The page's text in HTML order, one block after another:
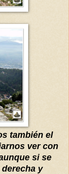
también el
ver con
si se
derecha y